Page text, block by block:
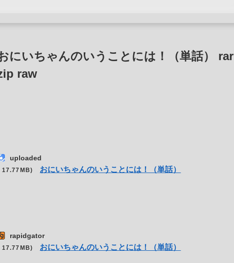
にいちゃんのいうことには！（単話） rar
raw
uploaded
17.77MB) おにいちゃんのいうことには！（単話）
rapidgator
17.77MB) おにいちゃんのいうことには！（単話）